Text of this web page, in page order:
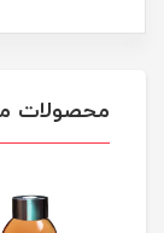
محصولات